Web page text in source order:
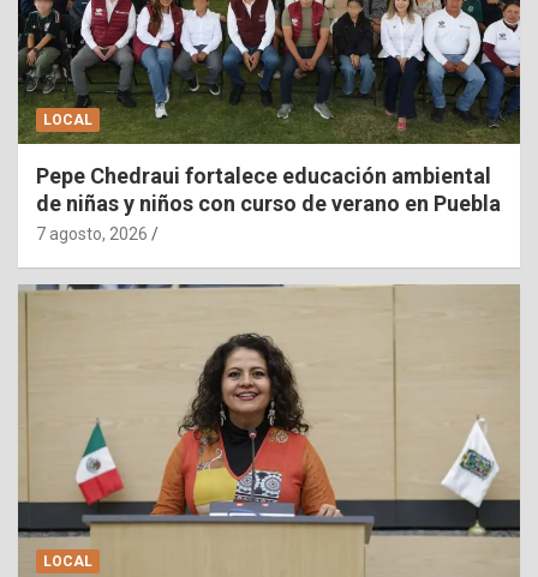
LOCAL
Pepe Chedraui fortalece educación ambiental
de niñas y niños con curso de verano en Puebla
7 agosto, 2026
LOCAL